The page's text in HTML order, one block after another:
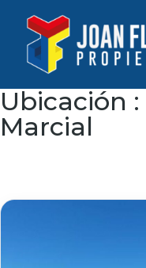
Ubicación :
Marcial